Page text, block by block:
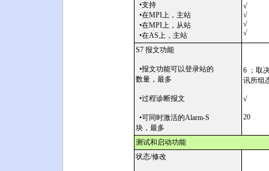
•支持
•在MPI上，主站
•在MPI上，从站
•在AS上，主站
√
√
√
√
S7 报文功能
•报文功能可以登录站的
数量，最多
•过程诊断报文
•可同时激活的Alarm-S
块，最多
6 ；取
讯所组
√
20
测试和启动功能
状态/修改